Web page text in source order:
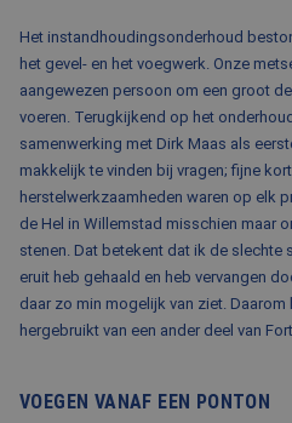
Het instandhoudingsonderhoud
het gevel- en het voegwerk. Onze
aangewezen persoon om een groot
voeren. Terugkijkend op het
samenwerking met Dirk Maas als
makkelijk te vinden bij vragen; fijne
herstelwerkzaamheden waren op elk
de Hel in Willemstad misschien maar
stenen. Dat betekent dat ik de slechte
eruit heb gehaald en heb vervangen
daar zo min mogelijk van ziet. Daarom
hergebruikt van een ander deel van
VOEGEN VANAF EEN PONTON